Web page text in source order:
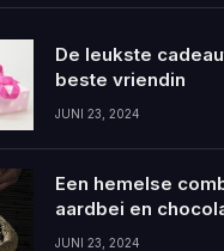
De leukste
beste vriendin
JUNI 23, 2024
Een hemelse
aardbei en
JUNI 23, 2024